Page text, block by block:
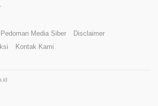
Pedoman Media Siber
Disclaimer
Kontak Kami